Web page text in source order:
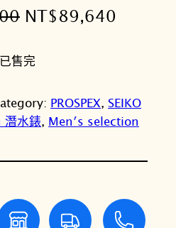
原
價
：
T
1
NT$89,640
：
T
8
已售完
PROSPEX, SEIKO
潛水錶, Men′s selection